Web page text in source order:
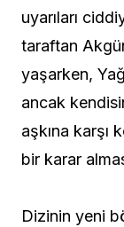
uyarıları
taraftan
yaşarken,
ancak
aşkına karşı
bir karar
Dizinin yeni